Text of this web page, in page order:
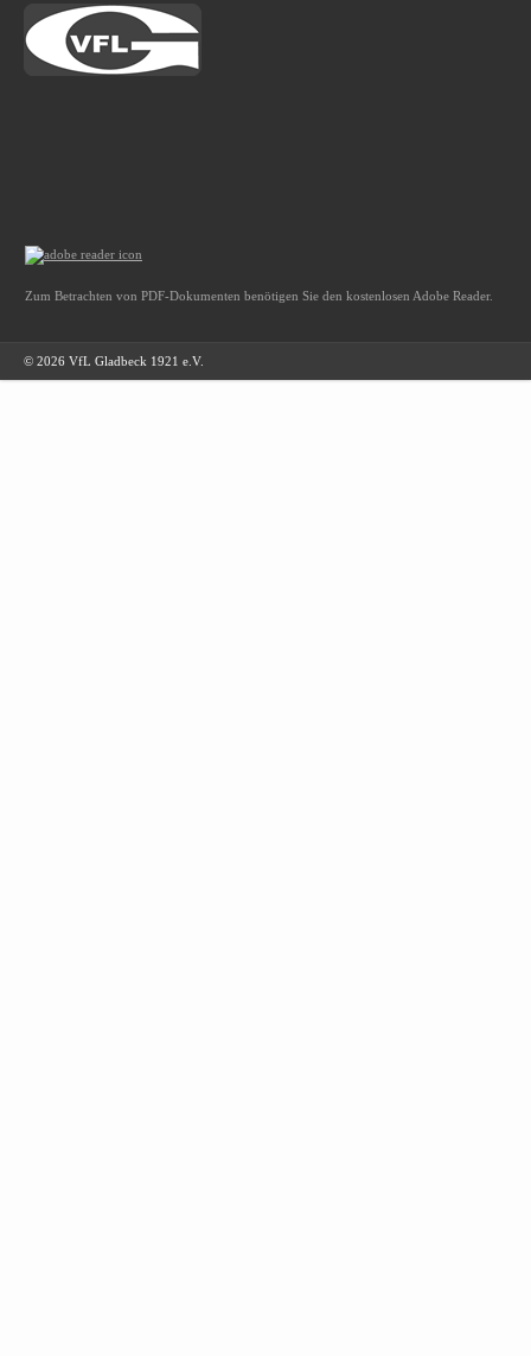
Zum Betrachten von PDF-Dokumenten benötigen Sie den kostenlosen Adobe Reader.
© 2026 VfL Gladbeck 1921 e.V.